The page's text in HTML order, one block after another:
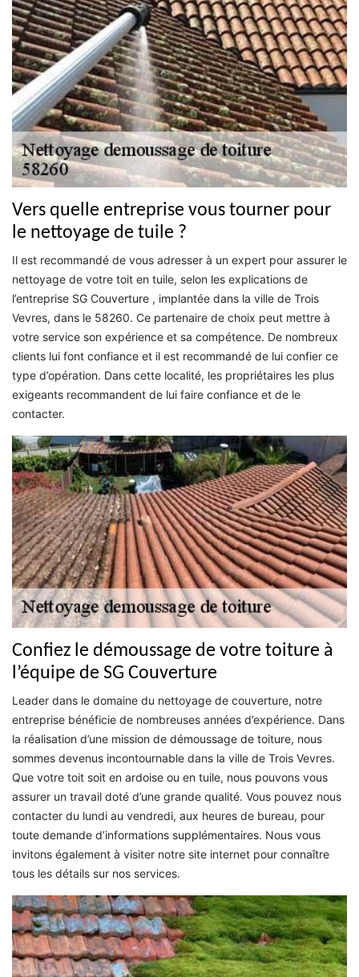
Vers quelle entreprise vous tourner pour
le nettoyage de tuile ?
Il est recommandé de vous adresser à un expert pour assurer le
nettoyage de votre toit en tuile, selon les explications de
l’entreprise SG Couverture , implantée dans la ville de Trois
Vevres, dans le 58260. Ce partenaire de choix peut mettre à
votre service son expérience et sa compétence. De nombreux
clients lui font confiance et il est recommandé de lui confier ce
type d’opération. Dans cette localité, les propriétaires les plus
exigeants recommandent de lui faire confiance et de le
contacter.
Confiez le démoussage de votre toiture à
l’équipe de SG Couverture
Leader dans le domaine du nettoyage de couverture, notre
entreprise bénéficie de nombreuses années d’expérience. Dans
la réalisation d’une mission de démoussage de toiture, nous
sommes devenus incontournable dans la ville de Trois Vevres.
Que votre toit soit en ardoise ou en tuile, nous pouvons vous
assurer un travail doté d’une grande qualité. Vous pouvez nous
contacter du lundi au vendredi, aux heures de bureau, pour
toute demande d’informations supplémentaires. Nous vous
invitons également à visiter notre site internet pour connaître
tous les détails sur nos services.